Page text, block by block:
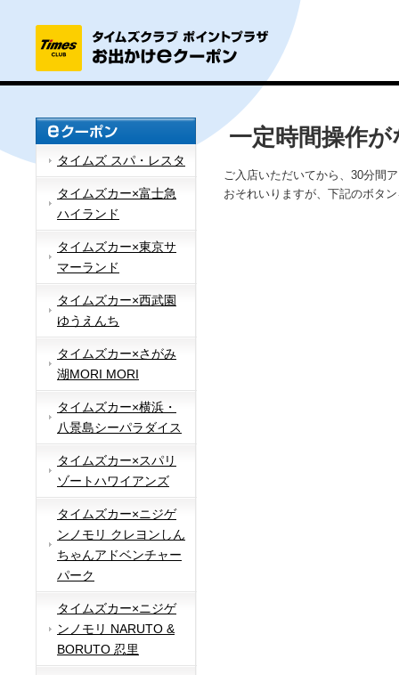
タイムズ スパ・レスタ
タイムズカー×富士急
ハイランド
タイムズカー×東京サ
マーランド
タイムズカー×西武園
ゆうえんち
タイムズカー×さがみ
湖MORI MORI
タイムズカー×横浜・
八景島シーパラダイス
タイムズカー×スパリ
ゾートハワイアンズ
タイムズカー×ニジゲ
ンノモリ クレヨンしん
ちゃんアドベンチャー
パーク
タイムズカー×ニジゲ
ンノモリ NARUTO &
BORUTO 忍里
一定時間操作
ご入店いただいてから、30分間
おそれいりますが、下記のボタ